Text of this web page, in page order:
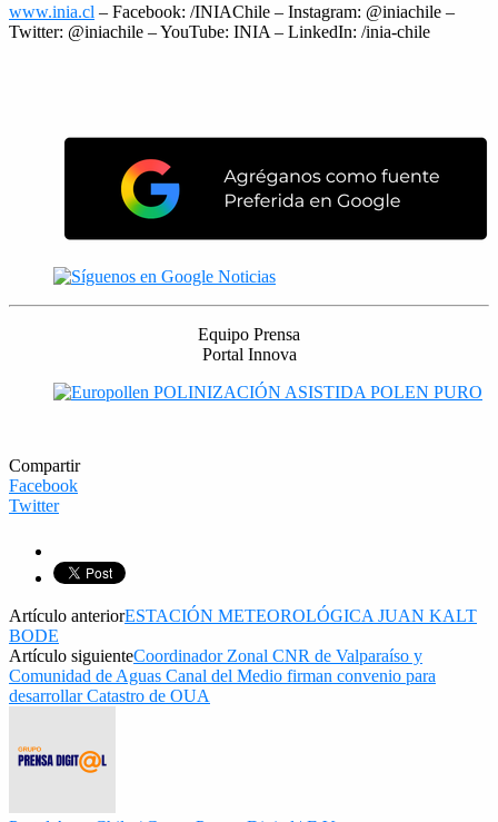
www.inia.cl – Facebook: /INIAChile – Instagram: @iniachile –
Twitter: @iniachile – YouTube: INIA – LinkedIn: /inia-chile
Equipo Prensa
Portal Innova
Compartir
Facebook
Twitter
Artículo anteriorESTACIÓN METEOROLÓGICA JUAN KALT
BODE
Artículo siguienteCoordinador Zonal CNR de Valparaíso y
Comunidad de Aguas Canal del Medio firman convenio para
desarrollar Catastro de OUA